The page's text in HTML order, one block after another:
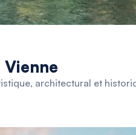
Vienne
architectural et